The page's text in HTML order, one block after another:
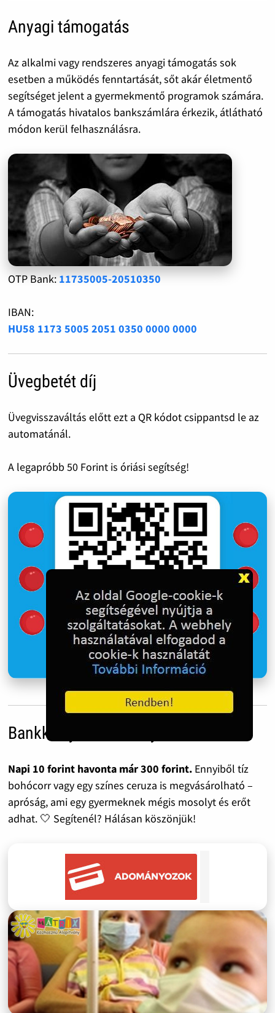
Anyagi támogatás
Az alkalmi vagy rendszeres anyagi támogatás sok
esetben a működés fenntartását, sőt akár életmentő
segítséget jelent a gyermekmentő programok számára.
A támogatás hivatalos bankszámlára érkezik, átlátható
módon kerül felhasználásra.
OTP Bank: 11735005-20510350
IBAN:
HU58 1173 5005 2051 0350 0000 0000
Üvegbetét díj
Üvegvisszaváltás előtt ezt a QR kódot csippantsd le az
automatánál.
A legapróbb 50 Forint is óriási segítség!
Bankkártyás adományozás
Napi 10 forint havonta már 300 forint.Ennyiből tíz
bohócorr vagy egy színes ceruza is megvásárolható –
apróság, ami egy gyermeknek mégis mosolyt és erőt
adhat. 🤍 Segítenél? Hálásan köszönjük!